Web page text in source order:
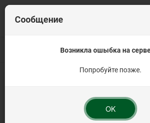
Сахарные украшения Сахарные массы
Сообщение
Возникла ошыбка на
Попробуйте позже.
OK